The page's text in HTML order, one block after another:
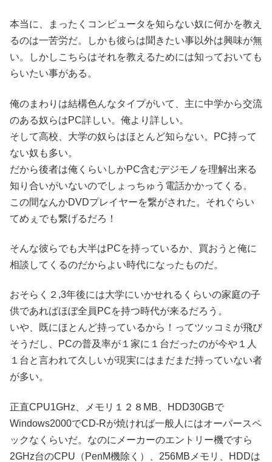
本当に、まったくコンピュータを知らない奴に何かを教え
るのは一苦労だ。しかも彼らは聞きたい事以外は興味が無
い。しかしこちらはそれを教えるためには知っておいても
らいたい事がある。
俺のまわりは結構色んなタイプがいて、主に中学から交流
のある奴らはPC詳しい。俺より詳しい。
そして高校、大学の奴らはほとんど知らない。PC持って
ない奴も多い。
だから後者は俺くらいしかPC含むデジモノを理解出来る
知り合いがいないのでしょっちゅう電話かかってくる。
この間なんかDVDプレイヤーを繋がされた。それぐらい
てめぇでも繋げるだろ！
そんな彼らでも大半はPCを持っているか、買おうと俺に
相談してくるのだからよい時代になったものだ。
おそらく２,3年後には大学にいかせれるくらいの家庭の子
供であればほぼ全員PCを持つ時代が来るだろう。
いや、既にほとんど持っているから！ってツッコミが飛び
そうだし、PCの普及率が１家に１台だったのが今や１人
１台と言われて久しいが現実にはまだまだ持っていない者
が多い。
正直CPU1GHz、メモリ１２８MB、HDD30GBで
Windows2000でCD-Rが焼ければ一般人にはオーバースペ
ックなくらいだ。なのにメーカーのエントリー機ですら
2GHz台のCPU（PenM機除く）、256MBメモリ、HDDは